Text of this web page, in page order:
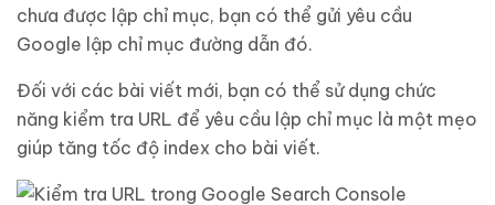
chưa được lập chỉ mục, bạn có thể gửi yêu cầu
Google lập chỉ mục đường dẫn đó.
Đối với các bài viết mới, bạn có thể sử dụng chức
năng kiểm tra URL để yêu cầu lập chỉ mục là một mẹo
giúp tăng tốc độ index cho bài viết.